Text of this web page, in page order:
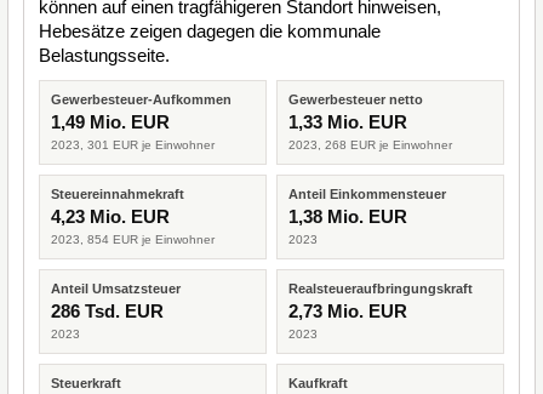
können auf einen tragfähigeren Standort hinweisen,
Hebesätze zeigen dagegen die kommunale
Belastungsseite.
Gewerbesteuer-Aufkommen
1,49 Mio. EUR
2023, 301 EUR je Einwohner
Gewerbesteuer netto
1,33 Mio. EUR
2023, 268 EUR je Einwohner
Steuereinnahmekraft
4,23 Mio. EUR
2023, 854 EUR je Einwohner
Anteil Einkommensteuer
1,38 Mio. EUR
2023
Anteil Umsatzsteuer
286 Tsd. EUR
2023
Realsteueraufbringungskraft
2,73 Mio. EUR
2023
Steuerkraft Kaufkraft